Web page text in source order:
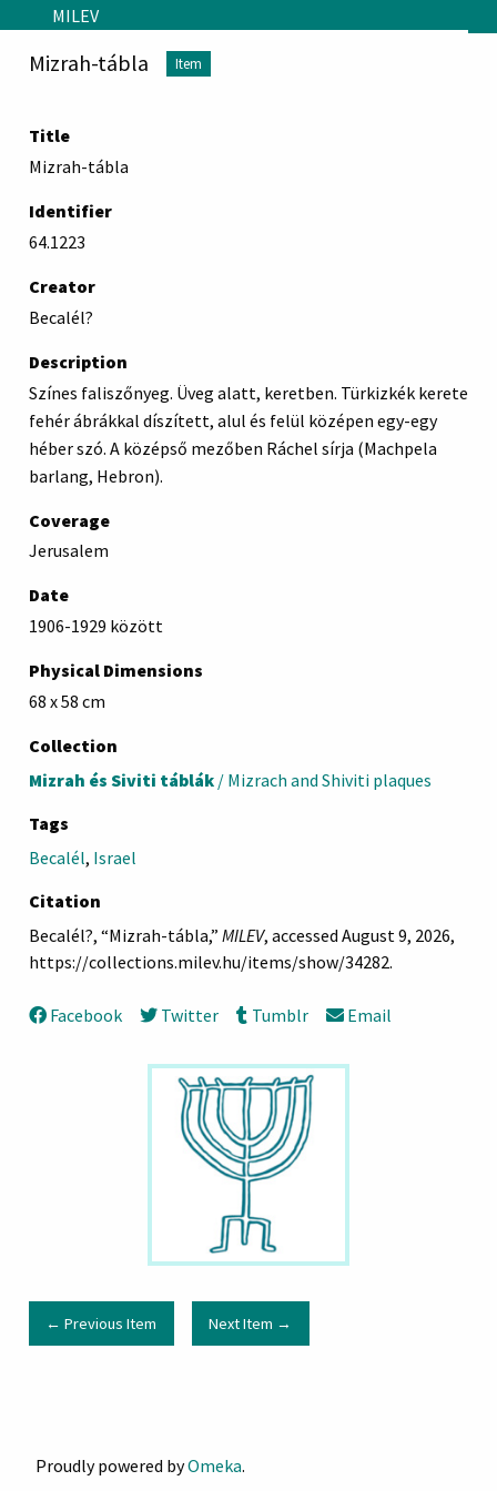
Skip to main content
MILEV
Mizrah-tábla Item
Title
Mizrah-tábla
Identifier
64.1223
Creator
Becalél?
Description
Színes faliszőnyeg. Üveg alatt, keretben. Türkizkék kerete
fehér ábrákkal díszített, alul és felül középen egy-egy
héber szó. A középső mezőben Ráchel sírja (Machpela
barlang, Hebron).
Coverage
Jerusalem
Date
1906-1929 között
Physical Dimensions
68 x 58 cm
Collection
Mizrah és Siviti táblák / Mizrach and Shiviti plaques
Tags
Becalél, Israel
Citation
Becalél?, “Mizrah-tábla,” MILEV, accessed August 9, 2026,
https://collections.milev.hu/items/show/34282.
Facebook Twitter Tumblr Email
← Previous Item Next Item →
Proudly powered byOmeka.